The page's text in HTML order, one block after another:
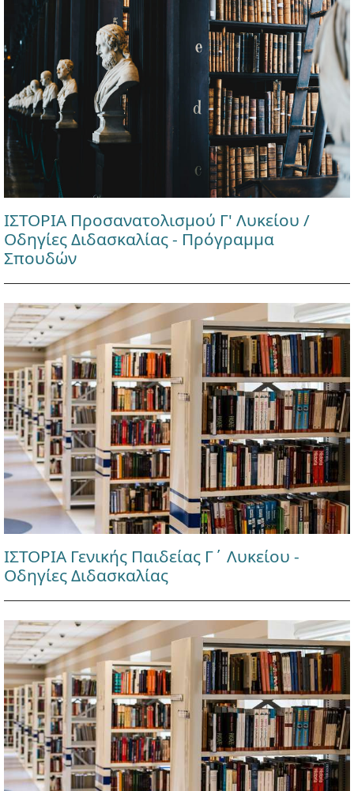
ΙΣΤΟΡΙΑ Προσανατολισμού Γ' Λυκείου /
Οδηγίες Διδασκαλίας - Πρόγραμμα
Σπουδών
ΙΣΤΟΡΙΑ Γενικής Παιδείας Γ΄ Λυκείου -
Οδηγίες Διδασκαλίας